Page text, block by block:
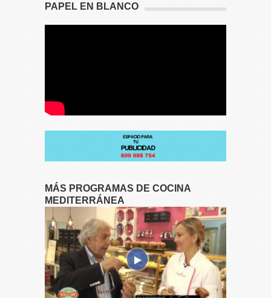
PAPEL EN BLANCO
MÁS PROGRAMAS DE COCINA
MEDITERRÁNEA